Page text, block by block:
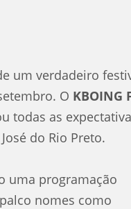
um verdadeiro
O KBOING
todas as
do Rio Preto.
uma programação
nomes como